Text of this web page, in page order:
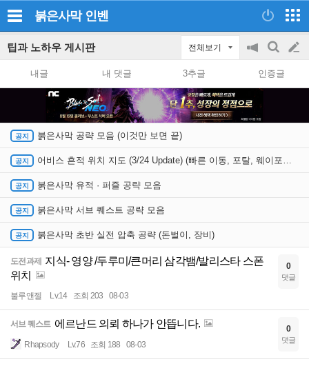
붉은사막 인벤
팁과 노하우 게시판 전체보기
공
on/off
검
색
글
쓰
내글 내 댓글 3추글 인증글
붉은사막 공략 모음 (이것만 보면 끝)
어비스 흔적 위치 지도 (3/24 Update) (빠른 이동, 포탈, 웨이포인트)
붉은사막 유적 · 퍼즐 공략 모음
붉은사막 서브 퀘스트 공략 모음
붉은사막 초반 실전 압축 공략 (돈벌이, 장비)
도전과제
지식- 영양 /두루미/큰머리 삼각뱀/발리스타 스폰
위치
불루앤젤 Lv.14 조회 203 08-03
0
댓글
서브 퀘스트 에르난드 의뢰 하나가 안뜹니다.
Rhapsody Lv.76 조회 188 08-03
0
댓글